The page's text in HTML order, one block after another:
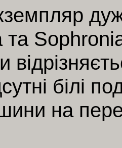
та
білі
на